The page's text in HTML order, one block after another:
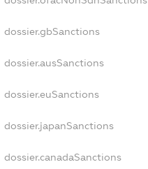
dossier.gbSanctions
dossier.ausSanctions
dossier.euSanctions
dossier.japanSanctions
dossier.canadaSanctions